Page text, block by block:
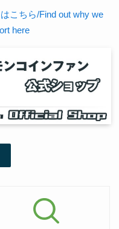
こちら/Find out why we
here